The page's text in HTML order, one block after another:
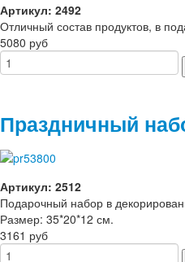
Артикул: 2492
Отличный состав продуктов, в
5080 руб
Праздничный
Артикул: 2512
Подарочный набор в
Размер: 35*20*12 см.
3161 руб